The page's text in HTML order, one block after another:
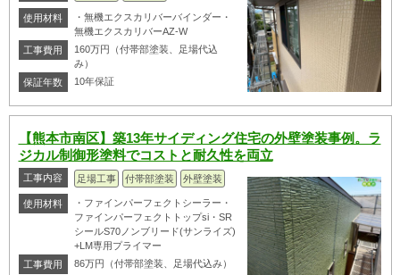
使用材料
・無機エクスカリバーバインダー・
無機エクスカリバーAZ-W
工事費用
160万円（付帯部塗装、足場代込
み）
保証年数
10年保証
【熊本市南区】築13年サイディング住宅の外壁塗装事例。ラ
ジカル制御形塗料でコストと耐久性を両立
工事内容 足場工事 付帯部塗装 外壁塗装
使用材料
・ファインパーフェクトシーラー・
ファインパーフェクトトップsi・SR
シールS70ノンブリード(サンライズ)
+LM専用プライマー
工事費用
86万円（付帯部塗装、足場代込み）